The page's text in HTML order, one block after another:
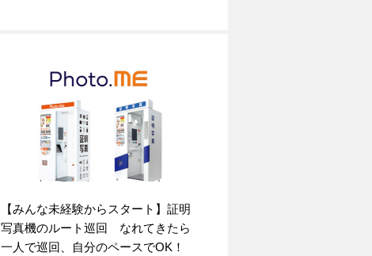
【みんな未経験からスタート】証明
写真機のルート巡回 なれてきたら
一人で巡回、自分のペースでOK！